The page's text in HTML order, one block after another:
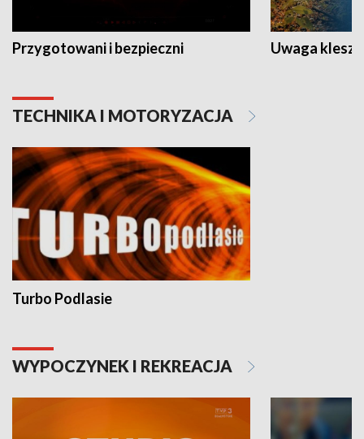
Przygotowani i bezpieczni Uwaga
TECHNIKA I MOTORYZACJA
Turbo Podlasie
WYPOCZYNEK I REKREACJA